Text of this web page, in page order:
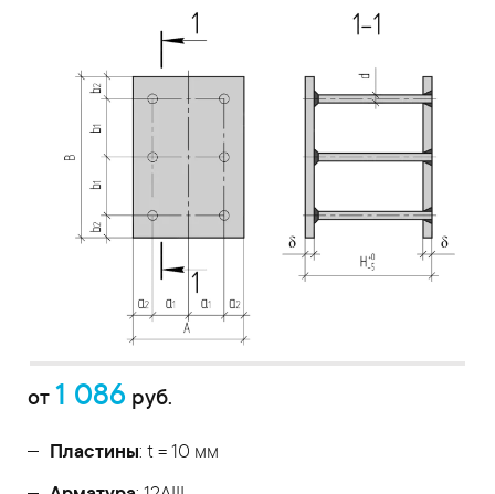
от 1 086 руб.
Пластины: t = 10 мм